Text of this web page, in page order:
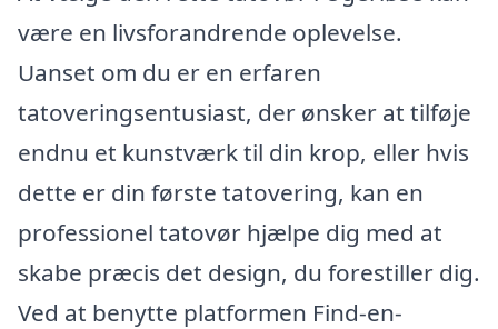
være en livsforandrende oplevelse.
Uanset om du er en erfaren
tatoveringsentusiast, der ønsker at tilføje
endnu et kunstværk til din krop, eller hvis
dette er din første tatovering, kan en
professionel tatovør hjælpe dig med at
skabe præcis det design, du forestiller dig.
Ved at benytte platformen Find-en-